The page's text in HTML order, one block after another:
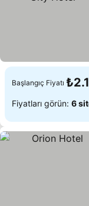
Başlangıç Fiyatı
Fiyatları görün: 6